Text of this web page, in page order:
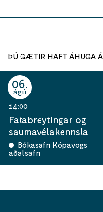
ÞÚ GÆTIR HAFT ÁHUGA Á
06
ágú
14:00
Fatabreytingar og
saumavélakennsla
Bókasafn Kópavogs
aðalsafn